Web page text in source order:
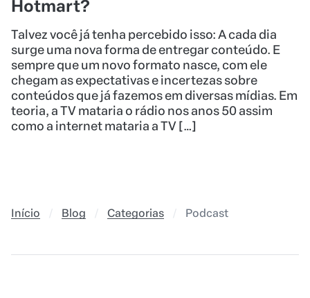
Hotmart?
Talvez você já tenha percebido isso: A cada dia
surge uma nova forma de entregar conteúdo. E
sempre que um novo formato nasce, com ele
chegam as expectativas e incertezas sobre
conteúdos que já fazemos em diversas mídias. Em
teoria, a TV mataria o rádio nos anos 50 assim
como a internet mataria a TV […]
Início Blog Categorias Podcast